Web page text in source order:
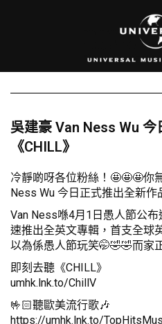
吳建豪 Van Ness Wu
《CHILL》
冷靜啲呀各位粉絲！🤩🤩🤩你
Ness Wu 今日正式推出全新作
Van Ness喺4月1日愚人節公
速推出全英文專輯，首支全球
以為係愚人節玩笑🤭🤣🤣而家
即刻去聽《CHILL》
umhk.lnk.to/ChillV
🤟🏻聽歐美流行歌🎶
https://umhk.lnk.to/